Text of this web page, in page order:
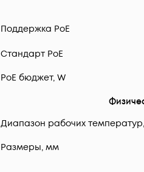
Поддержка PoE
Cтандарт PoE
PoE бюджет, W
Диапазон рабочих температур,
Размеры, мм